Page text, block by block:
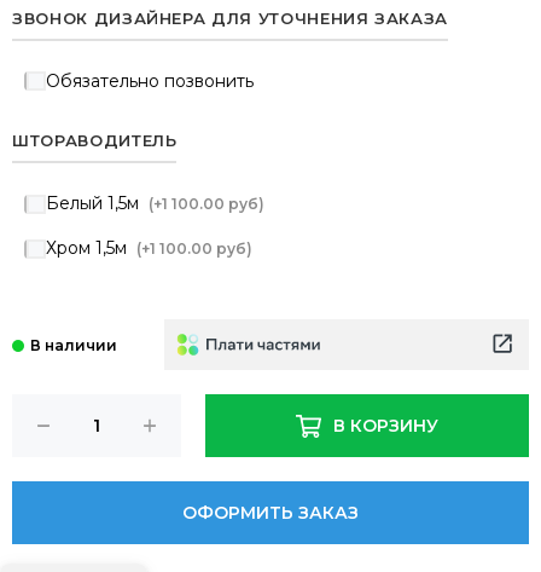
ЗВОНОК ДИЗАЙНЕРА ДЛЯ УТОЧНЕНИЯ ЗАКАЗА
Обязательно позвонить
ШТОРАВОДИТЕЛЬ
Белый 1,5м (+1 100.00 руб)
Хром 1,5м (+1 100.00 руб)
В КОРЗИНУ
ОФОРМИТЬ ЗАКАЗ